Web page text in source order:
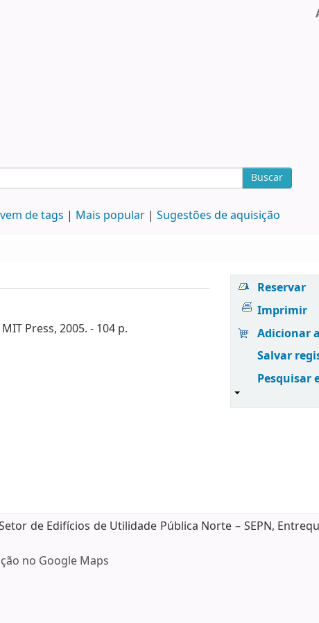
Buscar
de tags Mais popular Sugestões de aquisição
Press, 2005. - 104 p.
Reservar
Imprimir
Adicionar
Salvar
Pesquisar
de Edifícios de Utilidade Pública Norte – SEPN,
no Google Maps